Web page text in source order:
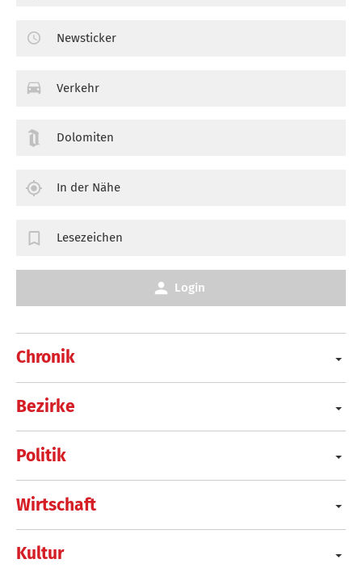
Chronik
Bezirke
Politik
Wirtschaft
Kultur
Newsticker
Verkehr
Dolomiten
In der Nähe
Lesezeichen
Login